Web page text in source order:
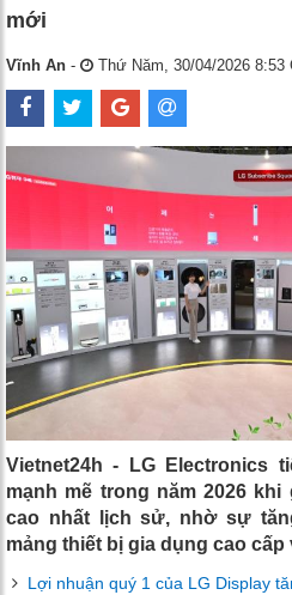
mới
Vĩnh An - Thứ Năm, 30/04/2026 8:53
Vietnet24h - LG Electronics
mạnh mẽ trong năm 2026 khi
cao nhất lịch sử, nhờ sự
mảng thiết bị gia dụng cao cấp
Lợi nhuận quý 1 của LG Display